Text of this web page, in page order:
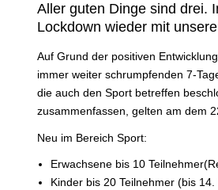
Aller guten Dinge sind drei.
Lockdown wieder mit
Auf Grund der positiven
immer weiter schrumpfenden 7-
die auch den Sport betreffen
zusammenfassen, gelten am dem
Neu im Bereich Sport:
Erwachsene bis 10
Kinder bis 20 Teilnehmer (bis